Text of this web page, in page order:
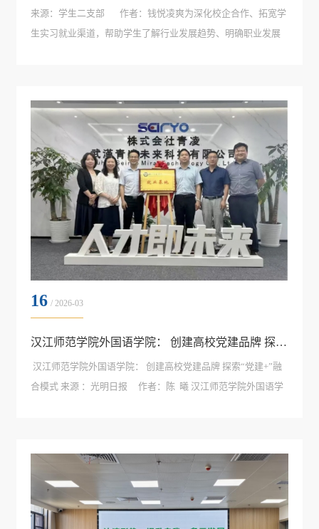
来源：学生二支部 作者：钱悦凌爽为深化校企合作、拓宽学
生实习就业渠道，帮助学生了解行业发展趋势、明确职业发展
负责人围绕企业发展、...
16 / 2026-03
汉江师范学院外国语学院： 创建高校党建品牌 探索“党建+”融合模式
汉江师范学院外国语学院： 创建高校党建品牌 探索“党建+”融
合模式 来源 ：光明日报 作者：陈 曦 汉江师范学院外国语学